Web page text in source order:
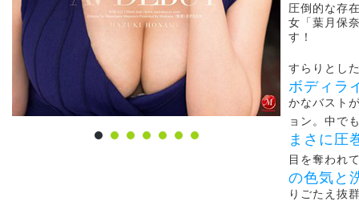
圧倒的な存
女「葉月保
す！
すらりとし
ボディラ
かなバスト
ョン。中で
まさに圧
目を奪われ
の色気と
りごたえ抜